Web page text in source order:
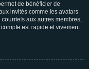
de bénéficier de
invités comme les avatars
aux autres membres,
est rapide et vivement